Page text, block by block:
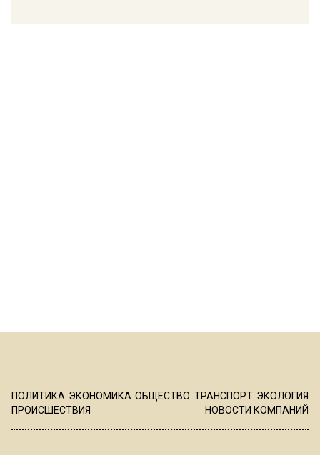
ПОЛИТИКА ЭКОНОМИКА ОБЩЕСТВО ТРАНСПОРТ ЭКОЛОГИЯ
ПРОИСШЕСТВИЯ
НОВОСТИ КОМПАНИЙ